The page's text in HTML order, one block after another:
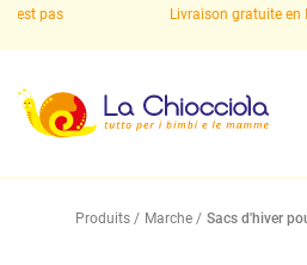
Livraison gratuite en Italie
Produits Marche Sacs d'hiver